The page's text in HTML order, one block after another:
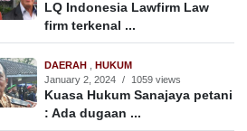
LQ Indonesia Lawfirm Law
firm terkenal ...
DAERAH
HUKUM
January 2, 2024 / 1059 views
Kuasa Hukum Sanajaya petani
: Ada dugaan ...